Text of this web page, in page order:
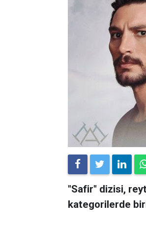
"Safir" dizisi,
kategorilerde